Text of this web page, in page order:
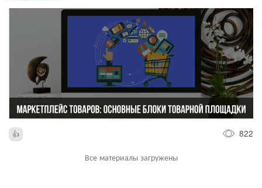
822
Все материалы загружены